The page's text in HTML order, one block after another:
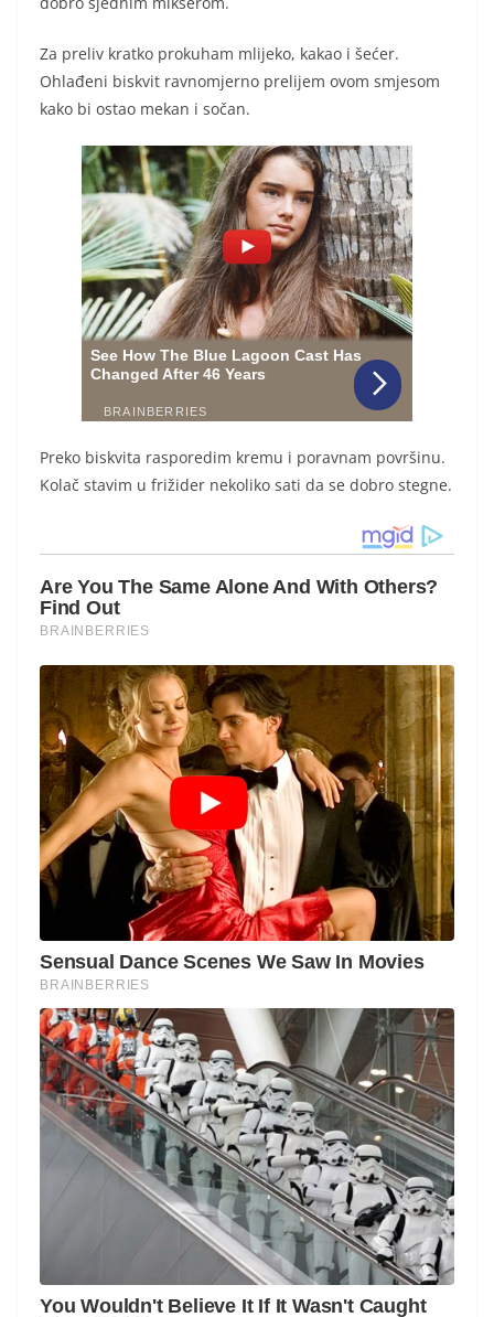
Za preliv kratko prokuham mlijeko, kakao i šećer.
Ohlađeni biskvit ravnomjerno prelijem ovom smjesom
kako bi ostao mekan i sočan.
Preko biskvita rasporedim kremu i poravnam površinu.
Kolač stavim u frižider nekoliko sati da se dobro stegne.